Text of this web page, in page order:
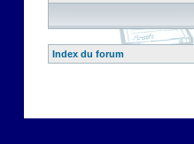
Index du forum